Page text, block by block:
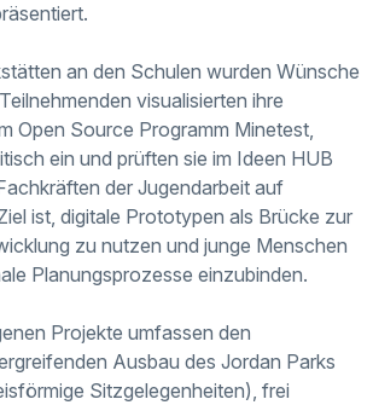
an den Schulen wurden Wünsche
visualisierten ihre
Open Source Programm Minetest,
ein und prüften sie im Ideen HUB
der Jugendarbeit auf
ist, digitale Prototypen als Brücke zur
zu nutzen und junge Menschen
Planungsprozesse einzubinden.
Projekte umfassen den
Ausbau des Jordan Parks
Sitzgelegenheiten), frei